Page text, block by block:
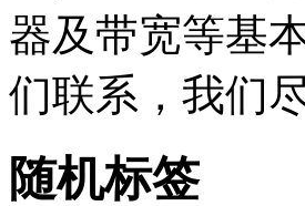
器及带宽等基
们联系，我们
随机标签